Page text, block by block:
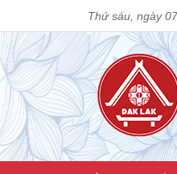
Thứ sáu, ngày